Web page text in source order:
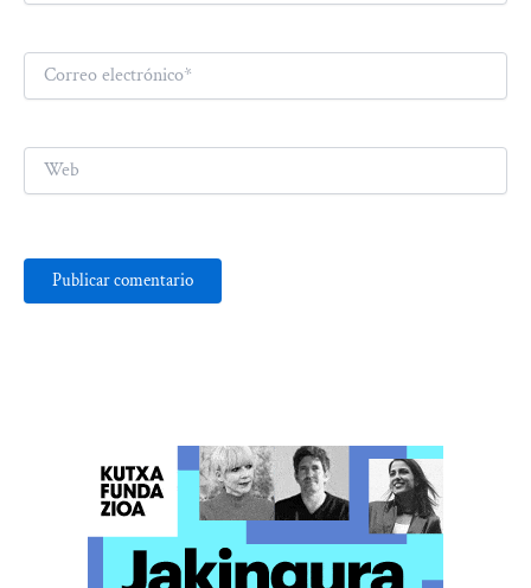
Correo
electrónico*
Web